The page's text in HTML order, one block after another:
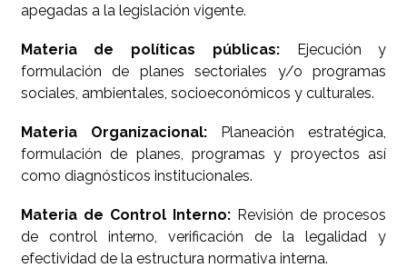
apegadas a la legislación vigente.
Materia de políticas públicas:Ejecución y
formulación de planes sectoriales y/o programas
sociales, ambientales, socioeconómicos y culturales.
Materia Organizacional:Planeación estratégica,
formulación de planes, programas y proyectos así
como diagnósticos institucionales.
Materia de Control Interno: Revisión de procesos
de control interno, verificación de la legalidad y
efectividad de la estructura normativa interna.